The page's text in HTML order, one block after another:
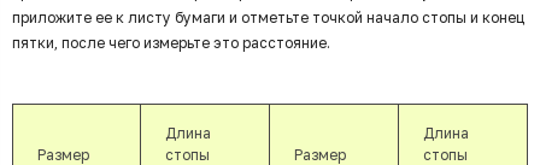
приложите ее к листу бумаги и отметьте точкой начало стопы и конец
пятки, после чего измерьте это расстояние.
Размер
Длина
стопы
Размер
Длина
стопы